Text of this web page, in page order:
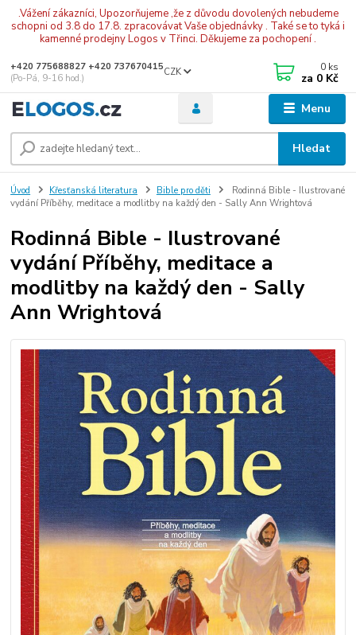
.Vážení zákazníci, Upozorňujeme ,že z důvodu dovolených nebudeme
schopni od 3.8 do 17.8. zpracovávat Vaše objednávky . Také se to tyká i
kamenné prodejny Logos v Třinci. Děkujeme za pochopení .
Menu
CZK
Hledat
+420 775688827 +420 737670415
(Po-Pá, 9-16 hod.)
0 ks
za 0 Kč
Úvod Křesťanská literatura Bible pro děti
Rodinná Bible - Ilustrované
vydání Příběhy, meditace a modlitby na každý den - Sally Ann Wrightová
Rodinná Bible - Ilustrované
vydání Příběhy, meditace a
modlitby na každý den - Sally
Ann Wrightová